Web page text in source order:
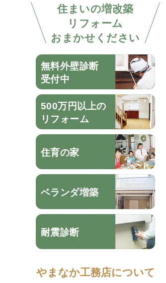
住まいの増改築
リフォーム
おまかせください
無料外壁診断
受付中
500万円以上の
リフォーム
住育の家
ベランダ増築
耐震診断
やまなか工務店について